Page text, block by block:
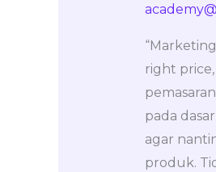
right
pada
agar
produk.
–
Cara
untuk
Menjual
Kamu